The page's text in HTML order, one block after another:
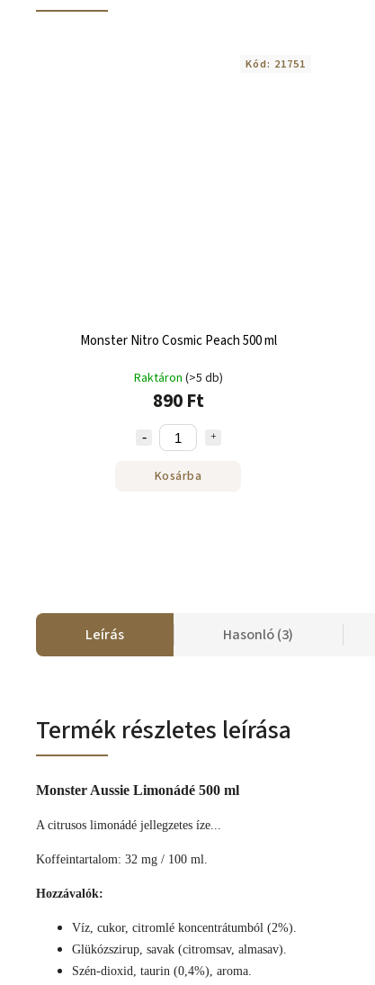
Monster Nitro Cosmic Peach 500 ml
Raktáron (>5 db)
890 Ft
Kosárba
Kód: 21751
Leírás Hasonló (3)
Termék részletes leírása
Monster Aussie Limonádé 500 ml
A citrusos limonádé jellegzetes íze...
Koffeintartalom: 32 mg / 100 ml.
Hozzávalók:
Víz, cukor, citromlé koncentrátumból (2%).
Glükózszirup, savak (citromsav, almasav).
Szén-dioxid, taurin (0,4%), aroma.